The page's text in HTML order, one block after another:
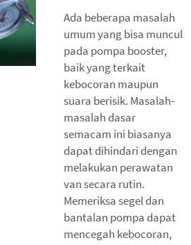
Ada beberapa masalah
umum yang bisa muncul
pada pompa booster,
baik yang terkait
kebocoran maupun
suara berisik. Masalah-
masalah dasar
semacam ini biasanya
dapat dihindari dengan
melakukan perawatan
van secara rutin.
Memeriksa segel dan
bantalan pompa dapat
mencegah kebocoran,